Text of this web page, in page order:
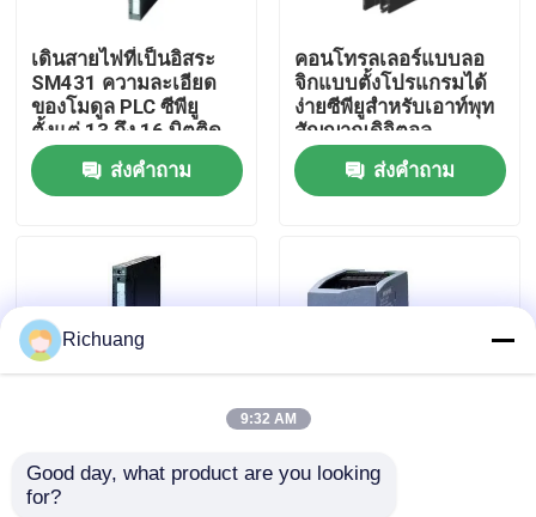
ทัวร์โรงงาน
ควบคุมคุณภาพ
ติดต่อเรา
ขอใบเสนอราคา
ผลิตภัณฑ์ระบบอัตโนมัติสำหรับอุตสาหกรรม
PLC สายเคเบิลและตัวเชื่อม
เดินสายไฟที่เป็นอิสระ
SM431 ความละเอียด
ของโมดูล PLC ซีพียู
ตั้งแต่ 13 ถึง 16 บิตติด
ตั้งง่าย
ส่งคำถาม
คอนโทรลเลอร์แบบลอ
จิกแบบตั้งโปรแกรมได้
ง่ายซีพียูสำหรับเอาท์พุท
สัญญาณดิจิตอล
ส่งคำถาม
ตัวควบคุมลอจิกแบบโปร
แกรมลอจิกแบบตั้งโต๊ะ
ระบบควบคุมอัตโนมัติ
Richuang
9:32 AM
Good day, what product are you looking
for?